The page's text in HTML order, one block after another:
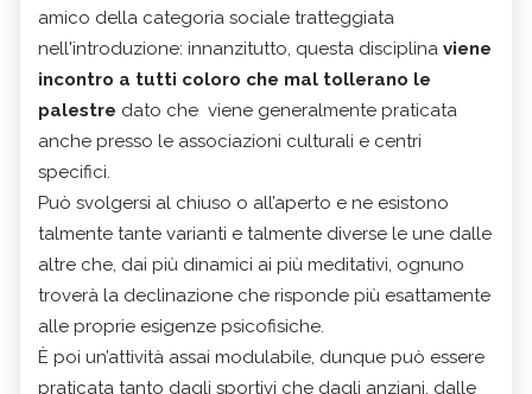
amico della categoria sociale tratteggiata
nell'introduzione: innanzitutto, questa disciplina viene
incontro a tutti coloro che mal tollerano le
palestre dato che viene generalmente praticata
anche presso le associazioni culturali e centri
specifici.
Può svolgersi al chiuso o all’aperto e ne esistono
talmente tante varianti e talmente diverse le une dalle
altre che, dai più dinamici ai più meditativi, ognuno
troverà la declinazione che risponde più esattamente
alle proprie esigenze psicofisiche.
È poi un’attività assai modulabile, dunque può essere
praticata tanto dagli sportivi che dagli anziani, dalle